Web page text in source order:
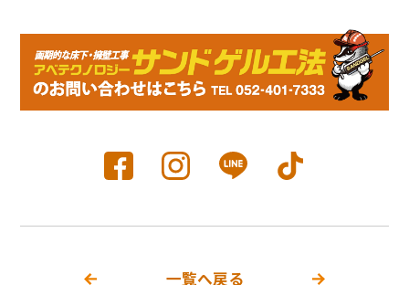
一覧へ戻る